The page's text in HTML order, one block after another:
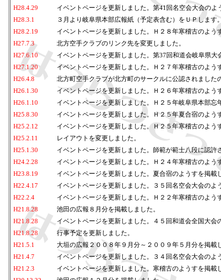
H28.4.29
イベントページを更新しました。第41回名空会大会の
H28.3.1
３月より岐阜県本部広報紙（予定表含む）をＵＰします
H28.2.19
イベントページを更新しました。Ｈ２８年寒稽古のよう
H27.7.3
北方空手クラブのリンク先を変更しました。
H27.6.10
イベントページを更新しました。第37回和道会岐阜
H27.1.20
イベントページを更新しました。Ｈ２７年寒稽古の
H26.4.8
北方町空手クラブが北方町のサークルに公認されまし
H26.1.30
イベントページを更新しました。Ｈ２６年寒稽古のよう
H26.1.10
イベントページを更新しました。Ｈ２５年岐阜県本部
H25.8.30
イベントページを更新しました。Ｈ２５年夏合宿のよう
H25.2.12
イベントページを更新しました。Ｈ２５年寒稽古のよう
H25.2.11
レイアウトを変更しました。
H25.1.30
イベントページを更新しました。師範が範士八段に認許
H24.2.28
イベントページを更新しました。Ｈ２４年寒稽古のよう
H23.8.19
イベントページを更新しました。夏合宿のようすを掲載
H22.4.17
イベントページを更新しました。３５回名空会大会のよ
H22.2.4
イベントページを更新しました。Ｈ２２年寒稽古のよう
H21.8.28
池田の広報８月分を掲載しました。
H21.8.28
イベントページを更新しました。４５回和道会全国大会
H21.8.28
行事予定を更新しました。
H21.5.1
大垣の広報２００８年９月分～２００９年５月分を掲載
H21.4.7
イベントページを更新しました。３４回名空会大会のよ
H21.2.3
イベントページを更新しました。寒稽古のようすを掲載